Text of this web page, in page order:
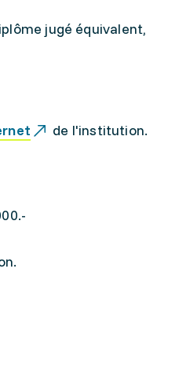
jugé équivalent,
de l'institution.